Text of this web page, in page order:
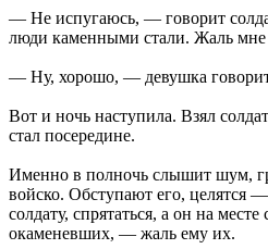
— Не испугаюсь, — говорит
люди каменными стали. Жаль мне
— Ну, хорошо, — девушка
Вот и ночь наступила. Взял
стал посередине.
Именно в полночь слышит шум,
войско. Обступают его, целятся
солдату, спрятаться, а он на
окаменевших, — жаль ему их.